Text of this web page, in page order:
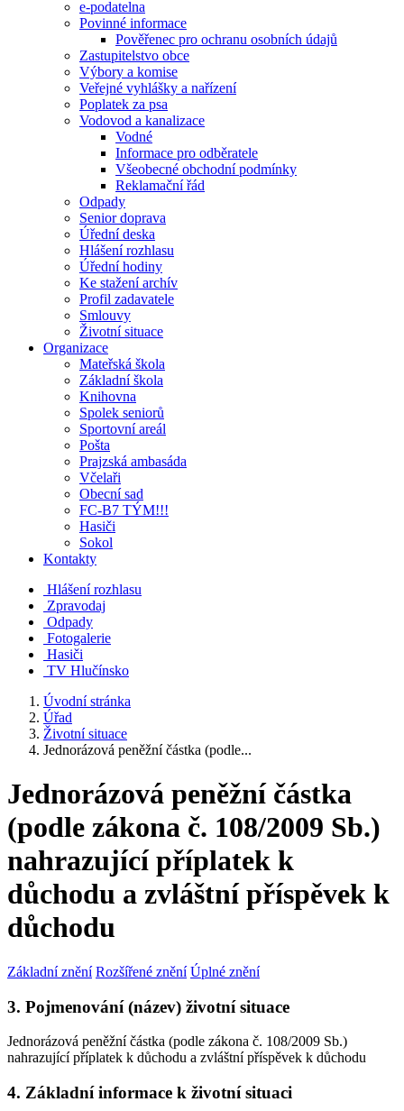
e-podatelna
Povinné informace
Pověřenec pro ochranu osobních údajů
Zastupitelstvo obce
Výbory a komise
Veřejné vyhlášky a nařízení
Poplatek za psa
Vodovod a kanalizace
Vodné
Informace pro odběratele
Všeobecné obchodní podmínky
Reklamační řád
Odpady
Senior doprava
Úřední deska
Hlášení rozhlasu
Úřední hodiny
Ke stažení archív
Profil zadavatele
Smlouvy
Životní situace
Organizace
Mateřská škola
Základní škola
Knihovna
Spolek seniorů
Sportovní areál
Pošta
Prajzská ambasáda
Včelaři
Obecní sad
FC-B7 TÝM!!!
Hasiči
Sokol
Kontakty
Hlášení rozhlasu
Zpravodaj
Odpady
Fotogalerie
Hasiči
TV Hlučínsko
Úvodní stránka
Úřad
Životní situace
Jednorázová peněžní částka (podle...
Jednorázová peněžní částka
(podle zákona č. 108/2009 Sb.)
nahrazující příplatek k
důchodu a zvláštní příspěvek k
důchodu
Základní znění Rozšířené znění Úplné znění
3. Pojmenování (název) životní situace
Jednorázová peněžní částka (podle zákona č. 108/2009 Sb.)
nahrazující příplatek k důchodu a zvláštní příspěvek k důchodu
4. Základní informace k životní situaci